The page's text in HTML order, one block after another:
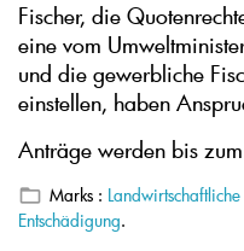
Fischer, die
eine vom
und die gewerbliche
einstellen, haben
Anträge werden bis
Marks :
Entschädigung.